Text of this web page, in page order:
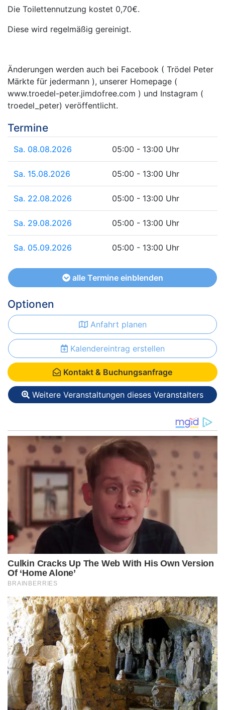
Die Toilettennutzung kostet 0,70€.
Diese wird regelmäßig gereinigt.
Änderungen werden auch bei Facebook ( Trödel Peter
Märkte für jedermann ), unserer Homepage (
www.troedel-peter.jimdofree.com ) und Instagram (
troedel_peter) veröffentlicht.
Termine
Sa. 08.08.2026 05:00 - 13:00 Uhr
Sa. 15.08.2026 05:00 - 13:00 Uhr
Sa. 22.08.2026 05:00 - 13:00 Uhr
Sa. 29.08.2026 05:00 - 13:00 Uhr
Sa. 05.09.2026 05:00 - 13:00 Uhr
alle Termine einblenden
Optionen
Anfahrt planen
Kalendereintrag erstellen
Kontakt & Buchungsanfrage
Weitere Veranstaltungen dieses Veranstalters